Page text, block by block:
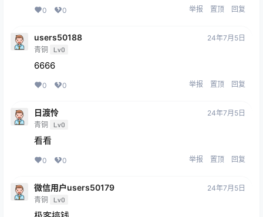
0 0 举报 置顶 回复
users50188
青铜 Lv0
24年7月5日
6666
0 0 举报 置顶 回复
日渡怜
青铜 Lv0
24年7月5日
看看
0 0 举报 置顶 回复
微信用户users50179
青铜 Lv0
24年7月5日